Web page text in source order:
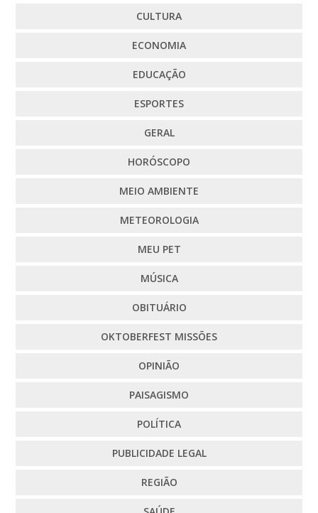
CULTURA
ECONOMIA
EDUCAÇÃO
ESPORTES
GERAL
HORÓSCOPO
MEIO AMBIENTE
METEOROLOGIA
MEU PET
MÚSICA
OBITUÁRIO
OKTOBERFEST MISSÕES
OPINIÃO
PAISAGISMO
POLÍTICA
PUBLICIDADE LEGAL
REGIÃO